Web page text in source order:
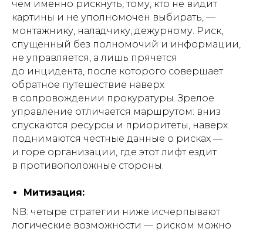
чем именно рискнуть, тому, кто не видит
картины и не уполномочен выбирать, —
монтажнику, наладчику, дежурному. Риск,
спущенный без полномочий и информации,
не управляется, а лишь прячется
до инцидента, после которого совершает
обратное путешествие наверх
в сопровождении прокуратуры. Зрелое
управление отличается маршрутом: вниз
спускаются ресурсы и приоритеты, наверх
поднимаются честные данные о рисках —
и горе организации, где этот лифт ездит
в противоположные стороны.
Митизация:
NB: четыре стратегии ниже исчерпывают
логические возможности — риском можно